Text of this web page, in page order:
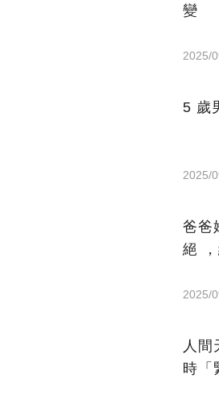
變
2025/
5 歲
2025/
爸爸
絕
2025/
人間
時「